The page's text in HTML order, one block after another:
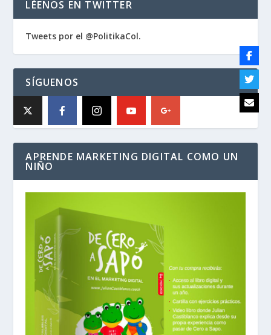
LÉENOS EN TWITTER
Tweets por el @PolitikaCol.
SÍGUENOS
APRENDE MARKETING DIGITAL COMO UN
NIÑO